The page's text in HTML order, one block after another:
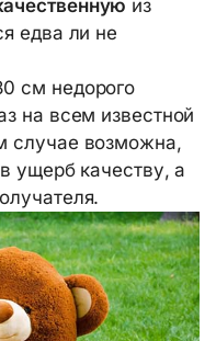
из
едва ли не
см недорого
на всем известной
случае возможна,
ущерб качеству, а